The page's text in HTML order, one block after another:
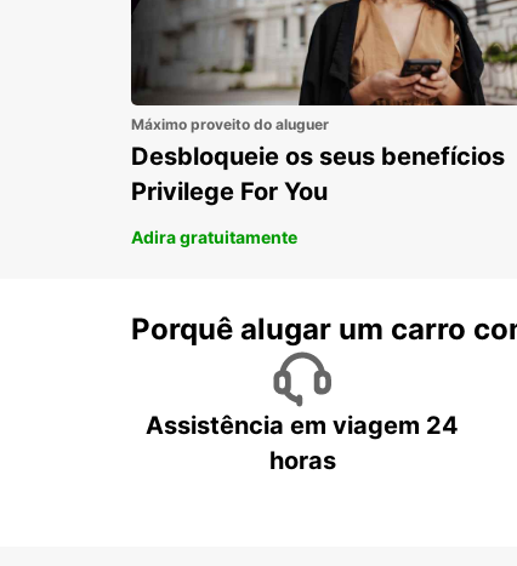
Máximo proveito do aluguer
Desbloqueie os seus benefícios
Privilege For You
Adira gratuitamente
Porquê alugar um carro
Assistência em viagem 24
horas